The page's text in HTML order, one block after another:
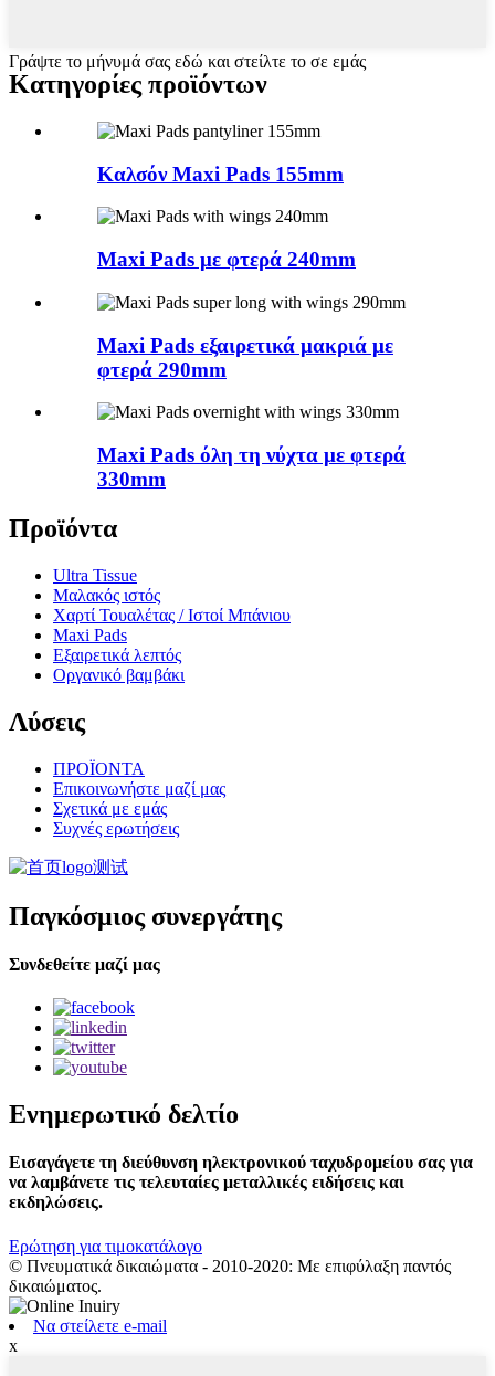
Γράψτε το μήνυμά σας εδώ και στείλτε το σε εμάς
Κατηγορίες προϊόντων
Καλσόν Maxi Pads 155mm
Maxi Pads με φτερά 240mm
Maxi Pads εξαιρετικά μακριά με
φτερά 290mm
Maxi Pads όλη τη νύχτα με φτερά
330mm
Προϊόντα
Ultra Tissue
Μαλακός ιστός
Χαρτί Τουαλέτας / Ιστοί Μπάνιου
Maxi Pads
Εξαιρετικά λεπτός
Οργανικό βαμβάκι
Λύσεις
ΠΡΟΪΟΝΤΑ
Επικοινωνήστε μαζί μας
Σχετικά με εμάς
Συχνές ερωτήσεις
Παγκόσμιος συνεργάτης
Συνδεθείτε μαζί μας
Ενημερωτικό δελτίο
Εισαγάγετε τη διεύθυνση ηλεκτρονικού ταχυδρομείου σας για
να λαμβάνετε τις τελευταίες μεταλλικές ειδήσεις και
εκδηλώσεις.
Ερώτηση για τιμοκατάλογο
© Πνευματικά δικαιώματα - 2010-2020: Με επιφύλαξη παντός
δικαιώματος.
Να στείλετε e-mail
x